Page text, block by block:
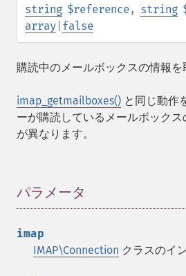
string $reference, string
array false
購読中のメールボックスの情報を
imap_getmailboxes() と同じ動作
ーが購読しているメールボック
が異なります。
パラメータ
imap
IMAP\Connection クラスのイ